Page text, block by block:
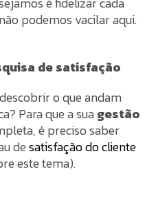
podemos vacilar aqui.
de satisfação
o que andam
Para que a suagestão
é preciso saber
desatisfação do cliente
este tema).